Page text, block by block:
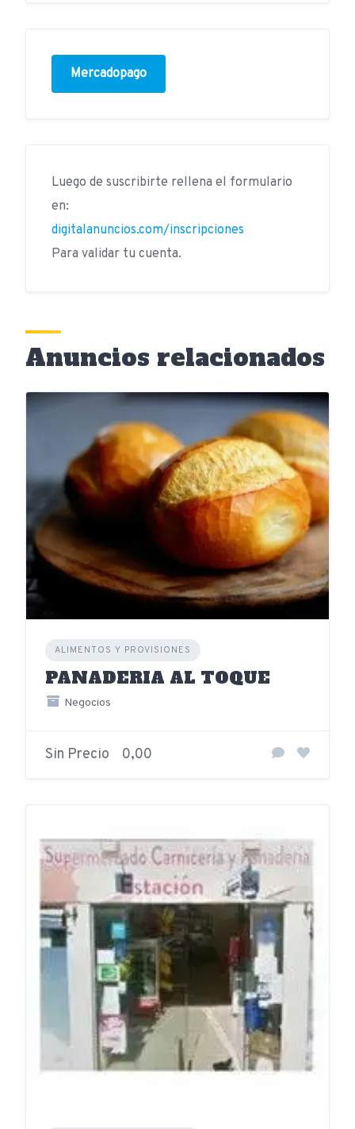
Mercadopago
Luego de suscribirte rellena el formulario
en:
digitalanuncios.com/inscripciones
Para validar tu cuenta.
Anuncios relacionados
ALIMENTOS Y PROVISIONES
PANADERIA AL TOQUE
Negocios
Sin Precio 0,00